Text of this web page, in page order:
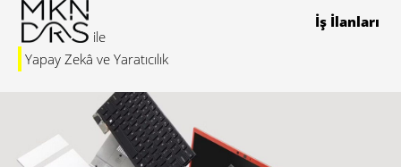
Yapay Zekâ ve Yaratıcılık
İş İlanları